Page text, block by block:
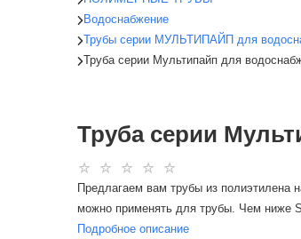
Водоснабжение
Трубы серии МУЛЬТИПАЙП для
Труба серии Мультипайп для
Труба серии
Предлагаем вам трубы из полиэтилена
можно применять для трубы. Чем ниже
Подробное описание